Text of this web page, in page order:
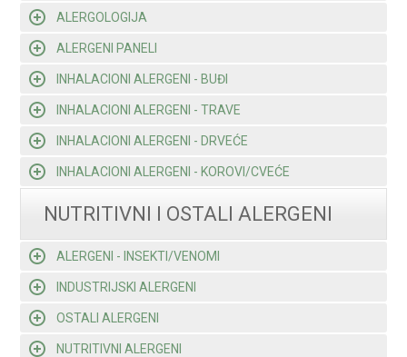
ALERGOLOGIJA
ALERGENI PANELI
INHALACIONI ALERGENI - BUĐI
INHALACIONI ALERGENI - TRAVE
INHALACIONI ALERGENI - DRVEĆE
INHALACIONI ALERGENI - KOROVI/CVEĆE
NUTRITIVNI I OSTALI ALERGENI
ALERGENI - INSEKTI/VENOMI
INDUSTRIJSKI ALERGENI
OSTALI ALERGENI
NUTRITIVNI ALERGENI